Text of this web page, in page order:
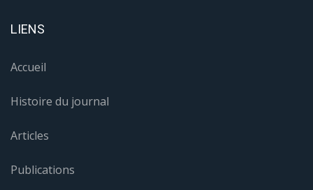
LIENS
Accueil
Histoire du journal
Articles
Publications